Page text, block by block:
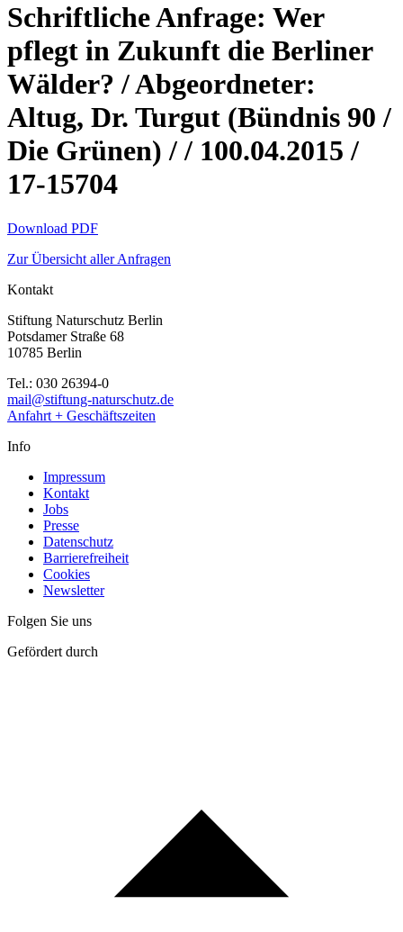
Schriftliche Anfrage: Wer
pflegt in Zukunft die Berliner
Wälder? / Abgeordneter:
Altug, Dr. Turgut (Bündnis 90 /
Die Grünen) / / 100.04.2015 /
17-15704
Download PDF
Zur Übersicht aller Anfragen
Kontakt
Stiftung Naturschutz Berlin
Potsdamer Straße 68
10785 Berlin
Tel.: 030 26394-0
mail@stiftung-naturschutz.de
Anfahrt + Geschäftszeiten
Info
Impressum
Kontakt
Jobs
Presse
Datenschutz
Barrierefreiheit
Cookies
Newsletter
Folgen Sie uns
Gefördert durch